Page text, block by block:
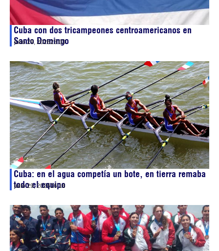
Cuba con dos tricampeones centroamericanos en
Santo Domingo
julio 29, 202623:03
Cuba: en el agua competía un bote, en tierra remaba
todo el equipo
julio 29, 202616:16